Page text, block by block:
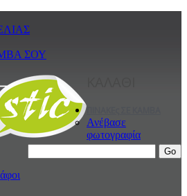
ΣΟΥ
Ανέβασε
φωτογραφία